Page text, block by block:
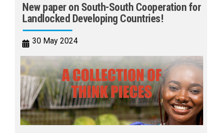
New paper on South-South Cooperation for
Landlocked Developing Countries!
30 May 2024